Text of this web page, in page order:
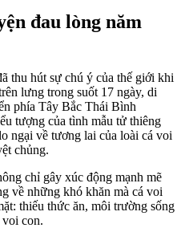
đau lòng năm
thu hút sự chú ý của thế giới khi
lưng trong suốt 17 ngày, di
phía Tây Bắc Thái Bình
tượng của tình mẫu tử thiêng
ngại về tương lai của loài cá voi
chủng.
chỉ gây xúc động mạnh mẽ
về những khó khăn mà cá voi
thiếu thức ăn, môi trường sống
con.